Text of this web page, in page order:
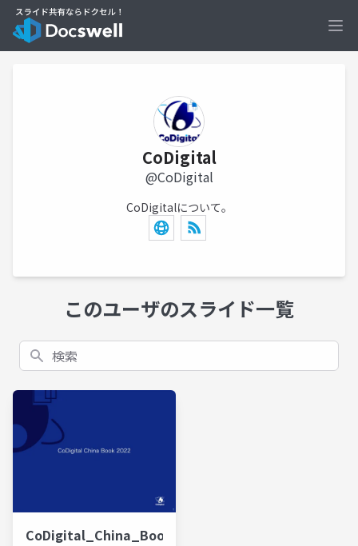
CoDigital
@CoDigital
CoDigitalについて。
このユーザのスライド一覧
検索
CoDigital_China_Book_2022